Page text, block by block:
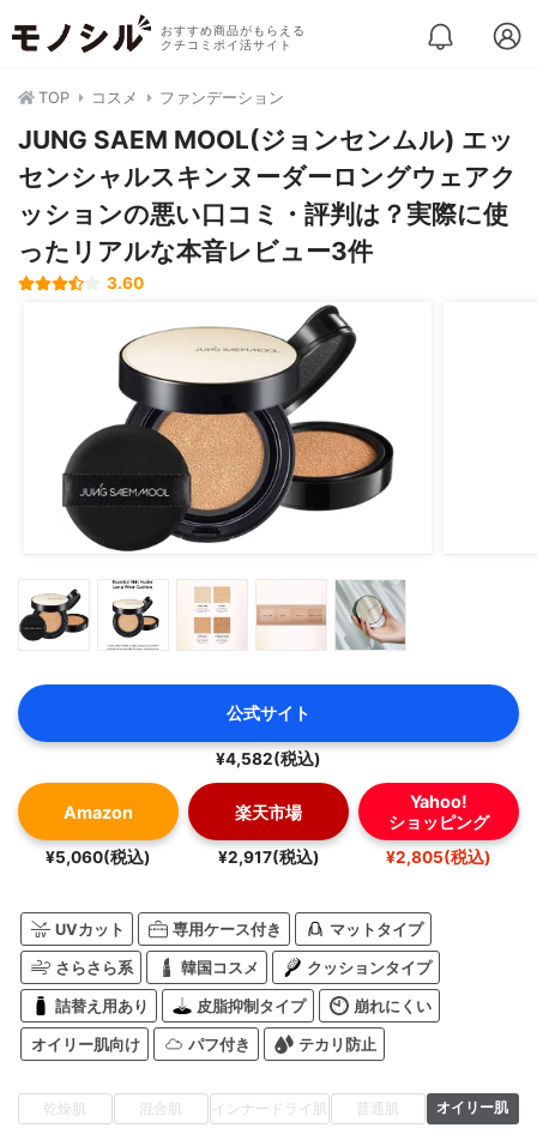
おすすめ商品がもらえる
クチコミポイ活サイト
TOP コスメ ファンデーション
JUNG SAEM MOOL(ジョンセンムル) エッ
センシャルスキンヌーダーロングウェアク
ッションの悪い口コミ・評判は？実際に使
ったリアルな本音レビュー3件
3.60
公式サイト
¥4,582(税込)
Amazon
¥5,060(税込)
楽天市場
¥2,917(税込)
Yahoo!
ショッピング
¥2,805(税込)
UVカット 専用ケース付き マットタイプ
さらさら系 韓国コスメ クッションタイプ
詰替え用あり 皮脂抑制タイプ 崩れにくい
オイリー肌向け パフ付き テカリ防止
乾燥肌 混合肌 インナードライ肌 普通肌 オイリー肌